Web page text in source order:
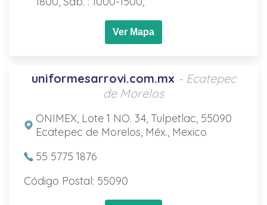
Ver Mapa
uniformesarrovi.com.mx - Ecatepec
de Morelos
ONIMEX, Lote 1 NO. 34, Tulpetlac, 55090
Ecatepec de Morelos, Méx., Mexico
55 5775 1876
Código Postal: 55090